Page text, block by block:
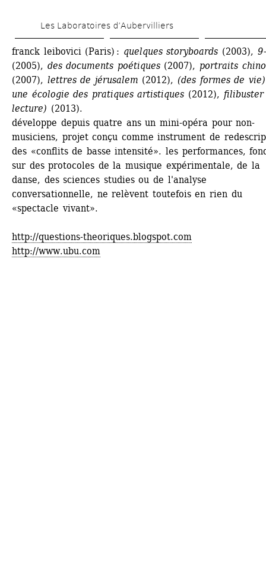
au
contenu
principal
Les Laboratoires d’Aubervilliers
franck leibovici (Paris) : quelques storyboards (2003),
(2005), des documents poétiques (2007), portraits
(2007), lettres de jérusalem (2012), (des formes de vie)
une écologie des pratiques artistiques (2012), filibuster
lecture) (2013).
développe depuis quatre ans un mini-opéra pour non-
musiciens, projet conçu comme instrument de
des «conflits de basse intensité». les performances,
sur des protocoles de la musique expérimentale, de la
danse, des sciences studies ou de l'analyse
conversationnelle, ne relèvent toutefois en rien du
«spectacle vivant».
http://questions-theoriques.blogspot.com
http://www.ubu.com